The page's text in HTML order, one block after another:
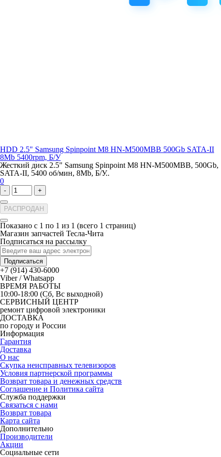
HDD 2.5" Samsung Spinpoint M8 HN-M500MBB 500Gb SATA-II
8Mb 5400rpm, Б/У
Жесткий диск 2.5" Samsung Spinpoint M8 HN-M500MBB, 500Gb,
SATA-II, 5400 об/мин, 8Mb, Б/У..
0
- +
РАСПРОДАН
Показано с 1 по 1 из 1 (всего 1 страниц)
Магазин запчастей Тесла-Чита
Подписаться на рассылку
Подписаться
+7 (914) 430-6000
Viber / Whatsapp
ВРЕМЯ РАБОТЫ
10:00-18:00 (Сб, Вс выходной)
СЕРВИСНЫЙ ЦЕНТР
ремонт цифровой электроники
ДОСТАВКА
по городу и России
Информация
Гарантия
Доставка
О нас
Скупка неисправных телевизоров
Условия партнерской программы
Возврат товара и денежных средств
Соглашение и Политика сайта
Служба поддержки
Связаться с нами
Возврат товара
Карта сайта
Дополнительно
Производители
Акции
Социальные сети